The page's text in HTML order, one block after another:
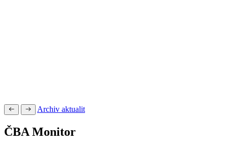
Archiv aktualit
ČBA Monitor